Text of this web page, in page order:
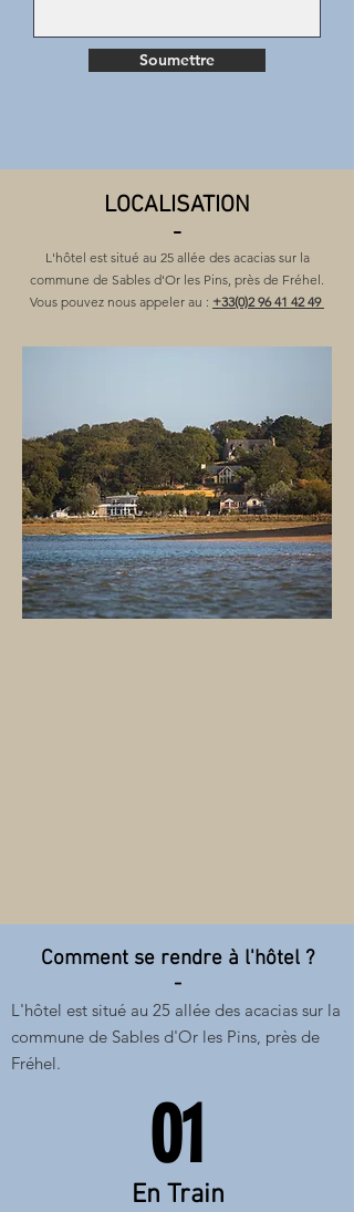
Soumettre
LOCALISATION
-
L'hôtel est situé au 25 allée des acacias sur la
commune de Sables d'Or les Pins, près de Fréhel.
Vous pouvez nous appeler au : +33(0)2 96 41 42 49
Comment se rendre à l'hôtel ?
-
L'hôtel est situé au 25 allée des acacias sur la
commune de Sables d'Or les Pins, près de
Fréhel.
En Train
01